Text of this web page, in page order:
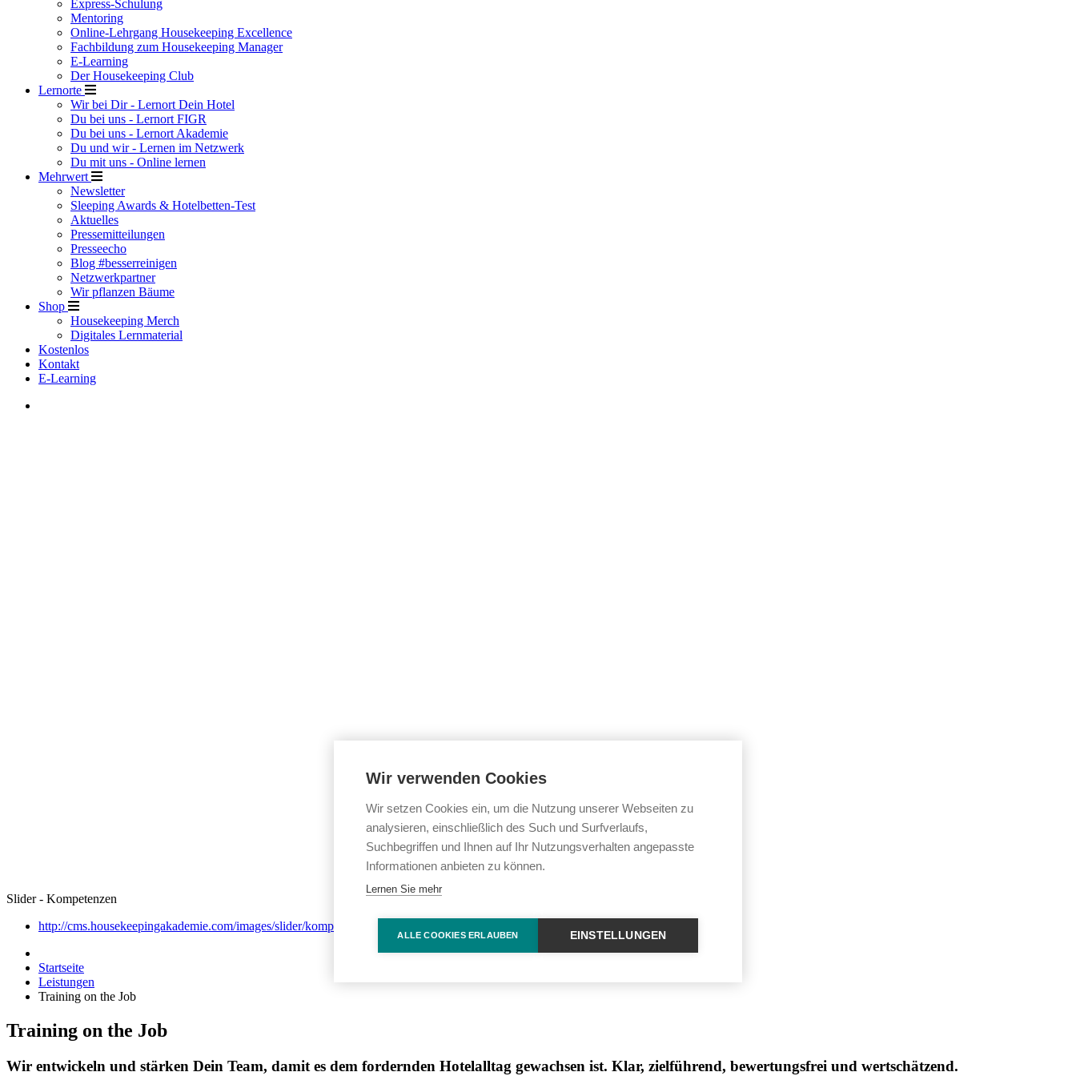
Express-Schulung
Mentoring
Online-Lehrgang Housekeeping Excellence
Fachbildung zum Housekeeping Manager
E-Learning
Der Housekeeping Club
Lernorte
Wir bei Dir - Lernort Dein Hotel
Du bei uns - Lernort FIGR
Du bei uns - Lernort Akademie
Du und wir - Lernen im Netzwerk
Du mit uns - Online lernen
Mehrwert
Newsletter
Sleeping Awards & Hotelbetten-Test
Aktuelles
Pressemitteilungen
Presseecho
Blog #besserreinigen
Netzwerkpartner
Wir pflanzen Bäume
Shop
Housekeeping Merch
Digitales Lernmaterial
Kostenlos
Kontakt
E-Learning
Slider - Kompetenzen
http://cms.housekeepingakademie.com/images/slider/kompetenzen.jpg
Startseite
Leistungen
Training on the Job
Training on the Job
Wir entwickeln und stärken Dein Team, damit es dem fordernden Hotelalltag gewachsen ist. Klar, zielführend, bewertungsfrei und wertschätzend.
Wir verwenden Cookies
Wir setzen Cookies ein, um die Nutzung unserer Webseiten zu
analysieren, einschließlich des Such und Surfverlaufs,
Suchbegriffen und Ihnen auf Ihr Nutzungsverhalten angepasste
Informationen anbieten zu können.
Lernen Sie mehr
ALLE COOKIES ERLAUBEN EINSTELLUNGEN